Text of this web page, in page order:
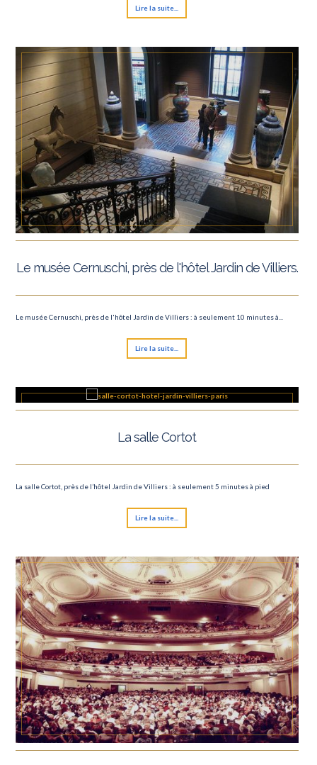
Lire la suite...
Le musée Cernuschi, près de l'hôtel Jardin de Villiers.
Le musée Cernuschi, près de l'hôtel Jardin de Villiers : à seulement 10 minutes à...
Lire la suite...
La salle Cortot
La salle Cortot, près de l’hôtel Jardin de Villiers : à seulement 5 minutes à pied
Lire la suite...